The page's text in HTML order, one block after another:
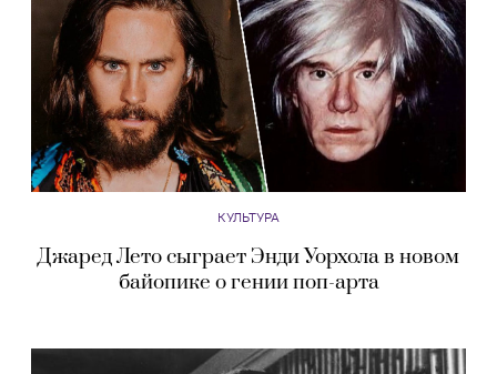
КУЛЬТУРА
Джаред Лето сыграет Энди Уорхола в новом
байопике о гении поп-арта